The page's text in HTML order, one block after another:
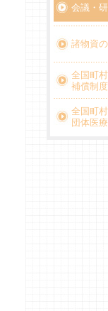
会議・
諸物資
全国町
補償制
全国町
団体医